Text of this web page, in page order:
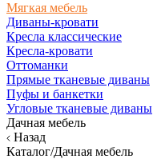
Мягкая мебель
Диваны-кровати
Кресла классические
Кресла-кровати
Оттоманки
Прямые тканевые диваны
Пуфы и банкетки
Угловые тканевые диваны
Дачная мебель
Назад
Каталог/Дачная мебель